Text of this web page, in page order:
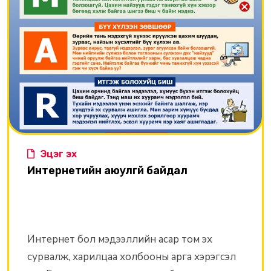
Эцэг эх
Интернетийн аюулгүй байдал
Интернет бол мэдээллийн асар том эх
сурвалж, харилцаа холбооны арга хэрэгсэл